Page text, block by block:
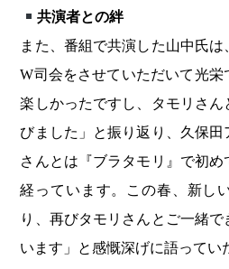
共演者との絆
また、番組で共演した山中氏
W司会をさせていただいて光栄
楽しかったですし、タモリさ
びました」と振り返り、久保田
さんとは『ブラタモリ』で初め
経っています。この春、新し
り、再びタモリさんとご一緒
います」と感慨深げに語ってい